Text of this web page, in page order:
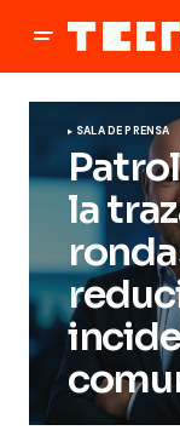
SALA DE PRENSA
la